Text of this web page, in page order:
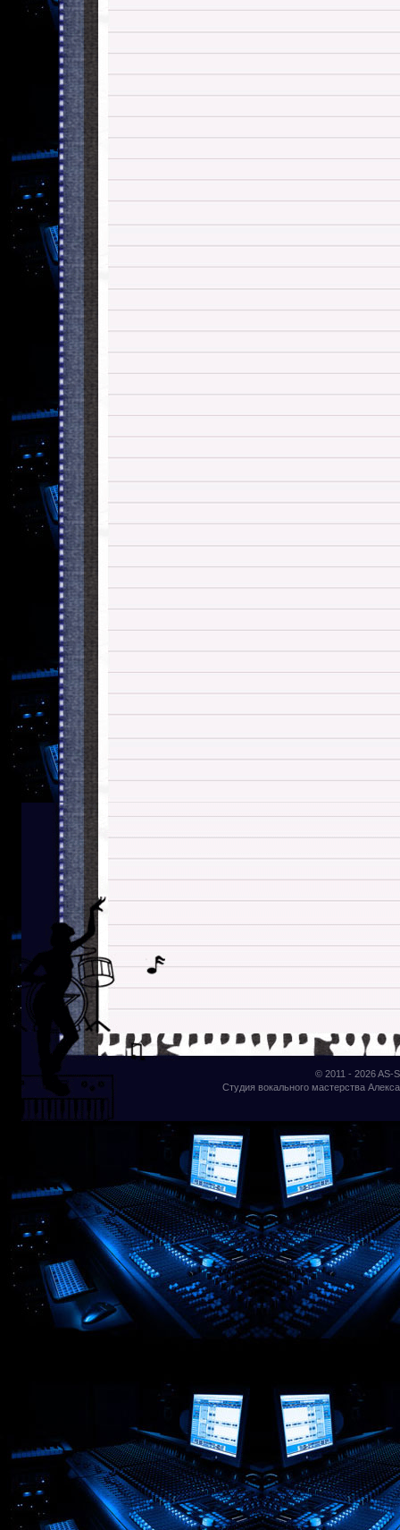
© 2011 - 2026AS-
Студия вокального мастерства